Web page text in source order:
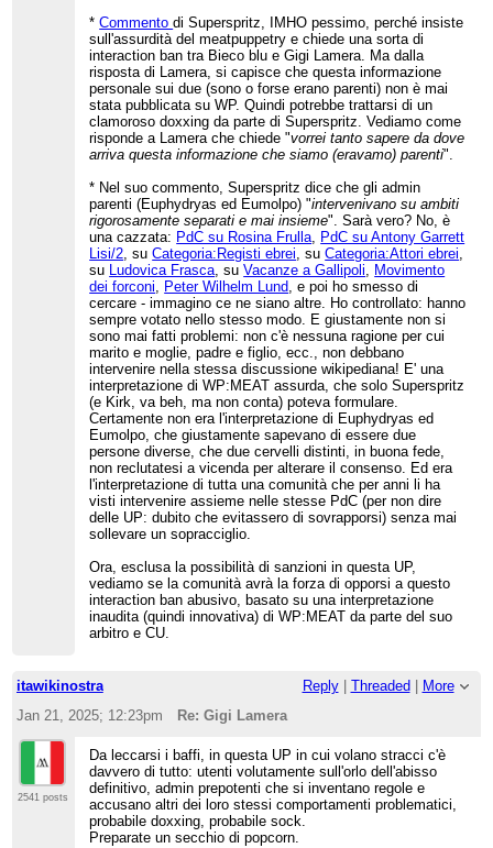
*Commentodi Superspritz, IMHO pessimo, perché insiste
sull'assurdità del meatpuppetry e chiede una sorta di
interaction ban tra Bieco blu e Gigi Lamera. Ma dalla
risposta di Lamera, si capisce che questa informazione
personale sui due (sono o forse erano parenti) non è mai
stata pubblicata su WP. Quindi potrebbe trattarsi di un
clamoroso doxxing da parte di Superspritz. Vediamo come
risponde a Lamera che chiede "vorrei tanto sapere da dove
arriva questa informazione che siamo (eravamo) parenti".
* Nel suo commento, Superspritz dice che gli admin
parenti (Euphydryas ed Eumolpo) "intervenivano su ambiti
rigorosamente separati e mai insieme". Sarà vero? No, è
una cazzata: PdC su Rosina Frulla, PdC su Antony Garrett
Lisi/2, suCategoria:Registi ebrei, suCategoria:Attori ebrei,
su Ludovica Frasca, suVacanze a Gallipoli, Movimento
dei forconi, Peter Wilhelm Lund, e poi ho smesso di
cercare - immagino ce ne siano altre. Ho controllato: hanno
sempre votato nello stesso modo. E giustamente non si
sono mai fatti problemi: non c'è nessuna ragione per cui
marito e moglie, padre e figlio, ecc., non debbano
intervenire nella stessa discussione wikipediana! E' una
interpretazione di WP:MEAT assurda, che solo Superspritz
(e Kirk, va beh, ma non conta) poteva formulare.
Certamente non era l'interpretazione di Euphydryas ed
Eumolpo, che giustamente sapevano di essere due
persone diverse, che due cervelli distinti, in buona fede,
non reclutatesi a vicenda per alterare il consenso. Ed era
l'interpretazione di tutta una comunità che per anni li ha
visti intervenire assieme nelle stesse PdC (per non dire
delle UP: dubito che evitassero di sovrapporsi) senza mai
sollevare un sopracciglio.
Ora, esclusa la possibilità di sanzioni in questa UP,
vediamo se la comunità avrà la forza di opporsi a questo
interaction ban abusivo, basato su una interpretazione
inaudita (quindi innovativa) di WP:MEAT da parte del suo
arbitro e CU.
itawikinostra Reply| Threaded
More
Jan 21, 2025; 12:23pm
Re: Gigi Lamera
2541 posts
Da leccarsi i baffi, in questa UP in cui volano stracci c'è
davvero di tutto: utenti volutamente sull'orlo dell'abisso
definitivo, admin prepotenti che si inventano regole e
accusano altri dei loro stessi comportamenti problematici,
probabile doxxing, probabile sock.
Preparate un secchio di popcorn.